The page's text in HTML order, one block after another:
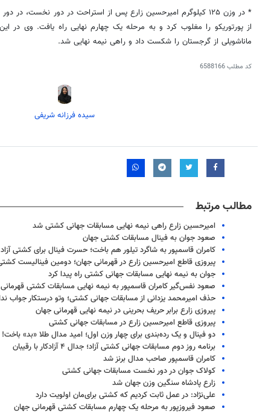
ماناشویلی از گرجستان را شکست داد و راهی نیمه نهایی شد.
کد مطلب6588166
سیده فرزانه شریفی
مطالب مرتبط
امیرحسین زارع راهی نیمه نهایی مسابقات جهانی کشتی شد
صعود جوان به فینال مسابقات کشتی جهان
کامران قاسمپور به شاگرد تیلور هم باخت؛ حسرت فینال برای کشتی آزاد
پیروزی قاطع امیرحسین زارع در قهرمانی جهان؛ دومین فینالیست
جوان به نیمه نهایی مسابقات جهانی کشتی راه پیدا کرد
صعود نفس‌گیر کامران قاسمپور به نیمه نهایی مسابقات کشتی
حذف امیرمحمد یزدانی از مسابقات جهانی کشتی؛ وتو درستکار جواب
پیروزی زارع برابر حریف بحرینی در نیمه نهایی قهرمانی جهان
پیروزی قاطع امیرحسین زارع در مسابقات جهانی کشتی
دو فینال و یک رده‌بندی برای چهار وزن اول؛ امید مدال طلا «بد» باخت!
برنامه روز دوم مسابقات جهانی کشتی آزاد؛ جدال ۴ آزادکار با رقیبان
کامران قاسمپور صاحب مدال برنز شد
کولاک جوان در دور نخست مسابقات جهانی کشتی
زارع پادشاه سنگین وزن جهان شد
علی‌نژاد: در عمل ثابت کردیم که کشتی برای‌مان اولویت دارد
صعود فیروزپور به مرحله یک چهارم مسابقات کشتی قهرمانی جهان
روزنامه‌های اقتصادی یکشنبه ۱۸ مرداد ۱۴۰۵